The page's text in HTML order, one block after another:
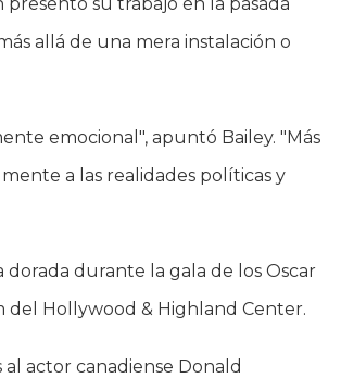
allá de una mera instalación o
emocional", apuntó Bailey. "Más
a las realidades políticas y
durante la gala de los Oscar
del Hollywood & Highland Center.
actor canadiense Donald